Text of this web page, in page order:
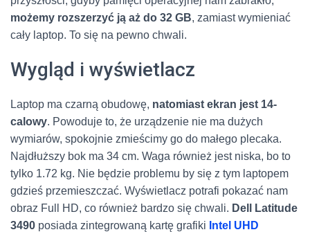
możemy rozszerzyć ją aż do 32 GB, zamiast wymieniać
cały laptop. To się na pewno chwali.
Wygląd i wyświetlacz
Laptop ma czarną obudowę, natomiast ekran jest 14-
calowy. Powoduje to, że urządzenie nie ma dużych
wymiarów, spokojnie zmieścimy go do małego plecaka.
Najdłuższy bok ma 34 cm. Waga również jest niska, bo to
tylko 1.72 kg. Nie będzie problemu by się z tym laptopem
gdzieś przemieszczać. Wyświetlacz potrafi pokazać nam
obraz Full HD, co również bardzo się chwali. Dell Latitude
3490 posiada zintegrowaną kartę grafiki Intel UHD